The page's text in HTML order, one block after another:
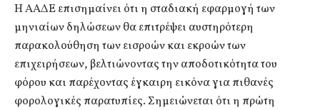
Η ΑΑΔΕ επισημαίνει ότι η σταδιακή εφαρμογή των
μηνιαίων δηλώσεων θα επιτρέψει αυστηρότερη
παρακολούθηση των εισροών και εκροών των
επιχειρήσεων, βελτιώνοντας την αποδοτικότητα του
φόρου και παρέχοντας έγκαιρη εικόνα για πιθανές
φορολογικές παρατυπίες. Σημειώνεται ότι η πρώτη